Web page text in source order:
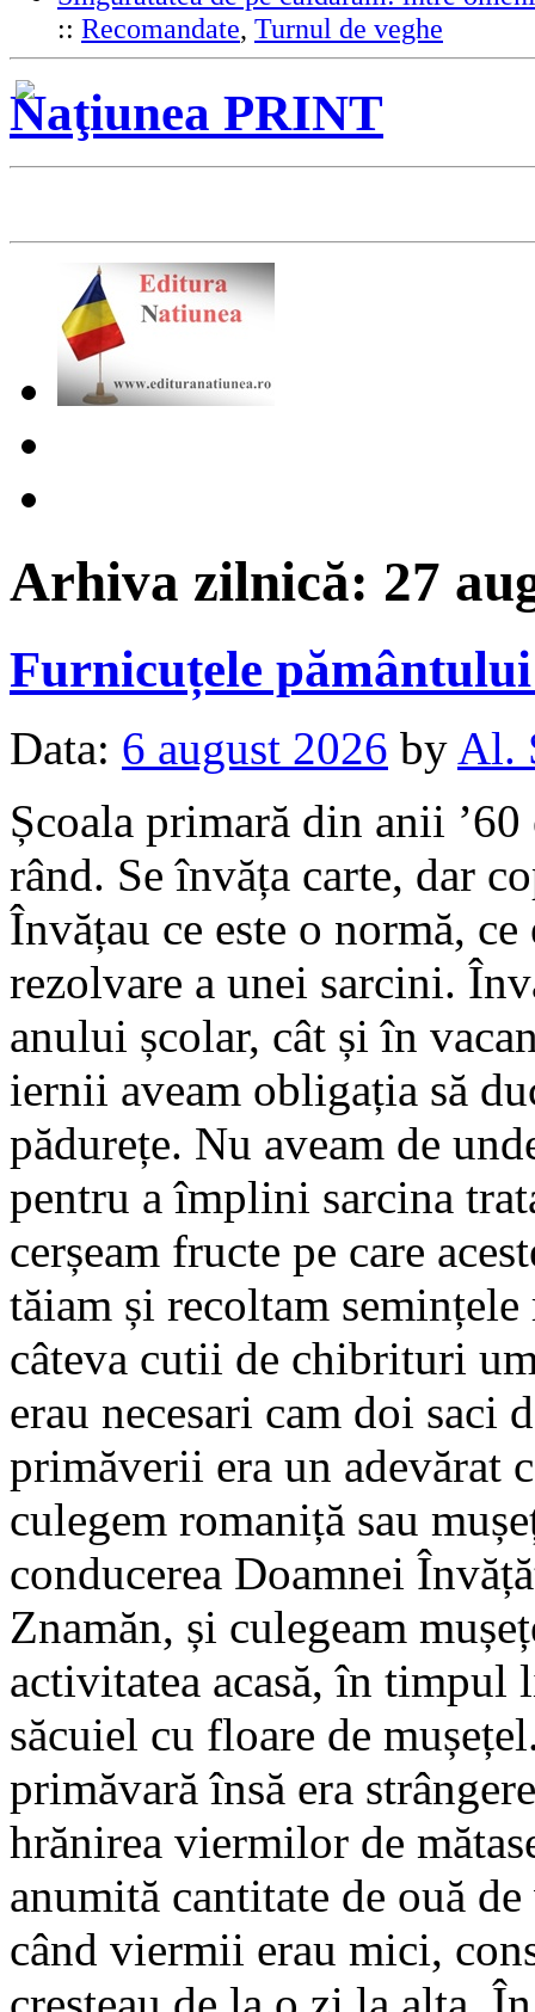
:: Recomandate, Turnul de veghe
Naţiunea PRINT
Arhiva zilnică: 27
Furnicuțele
Data: 6 august 2026 by Al.
Școala primară din anii
rând. Se învăța carte, dar
Învățau ce este o normă,
rezolvare a unei sarcini.
anului școlar, cât și în
iernii aveam obligația să
pădurețe. Nu aveam de
pentru a împlini sarcina
cerșeam fructe pe care
tăiam și recoltam
câteva cutii de chibrituri
erau necesari cam doi saci
primăverii era un adevărat
culegem romaniță sau
conducerea Doamnei
Znamăn, și culegeam
activitatea acasă, în timpul
săcuiel cu floare de
primăvară însă era
hrănirea viermilor de
anumită cantitate de ouă
când viermii erau mici,